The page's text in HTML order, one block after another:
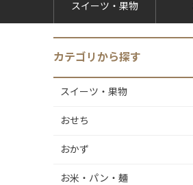
スイーツ・果物
カテゴリから探す
スイーツ・果物
おせち
おかず
お米・パン・麺